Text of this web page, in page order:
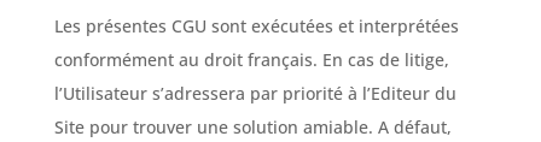
Les présentes CGU sont exécutées et interprétées
conformément au droit français. En cas de litige,
l’Utilisateur s’adressera par priorité à l’Editeur du
Site pour trouver une solution amiable. A défaut,